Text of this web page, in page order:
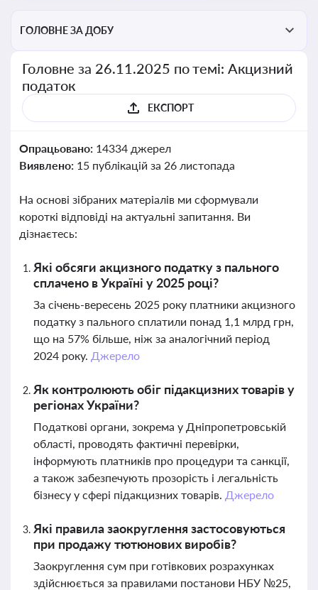
ГОЛОВНЕ ЗА ДОБУ
Головне за 26.11.2025 по темі: Акцизний
податок
ЕКСПОРТ
Опрацьовано: 14334 джерел
Виявлено: 15 публікацій за 26 листопада
На основі зібраних матеріалів ми сформували
короткі відповіді на актуальні запитання. Ви
дізнаєтесь:
Які обсяги акцизного податку з пального
сплачено в Україні у 2025 році?
За січень-вересень 2025 року платники акцизного
податку з пального сплатили понад 1,1 млрд грн,
що на 57% більше, ніж за аналогічний період
2024 року. Джерело
Як контролюють обіг підакцизних товарів у
регіонах України?
Податкові органи, зокрема у Дніпропетровській
області, проводять фактичні перевірки,
інформують платників про процедури та санкції,
а також забезпечують прозорість і легальність
бізнесу у сфері підакцизних товарів. Джерело
Які правила заокруглення застосовуються
при продажу тютюнових виробів?
Заокруглення сум при готівкових розрахунках
здійснюється за правилами постанови НБУ №25,